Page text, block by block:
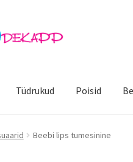
Tüdrukud Poisid
Beebi lips tumesinine